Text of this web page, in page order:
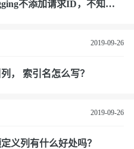
不添加请求ID，不知道
2019-09-26
， 索引名怎么写？
2019-09-26
义列有什么好处吗？